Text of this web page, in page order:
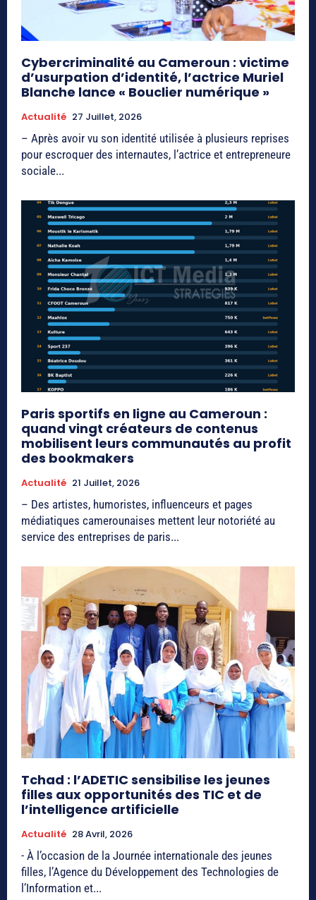
Cybercriminalité au Cameroun : victime
d’usurpation d’identité, l’actrice Muriel
Blanche lance « Bouclier numérique »
Actualité 27 Juillet, 2026
– Après avoir vu son identité utilisée à plusieurs reprises
pour escroquer des internautes, l’actrice et entrepreneure
sociale...
Paris sportifs en ligne au Cameroun :
quand vingt créateurs de contenus
mobilisent leurs communautés au profit
des bookmakers
Actualité 21 Juillet, 2026
– Des artistes, humoristes, influenceurs et pages
médiatiques camerounaises mettent leur notoriété au
service des entreprises de paris...
Tchad : l’ADETIC sensibilise les jeunes
filles aux opportunités des TIC et de
l’intelligence artificielle
Actualité 28 Avril, 2026
- À l’occasion de la Journée internationale des jeunes
filles, l’Agence du Développement des Technologies de
l’Information et...